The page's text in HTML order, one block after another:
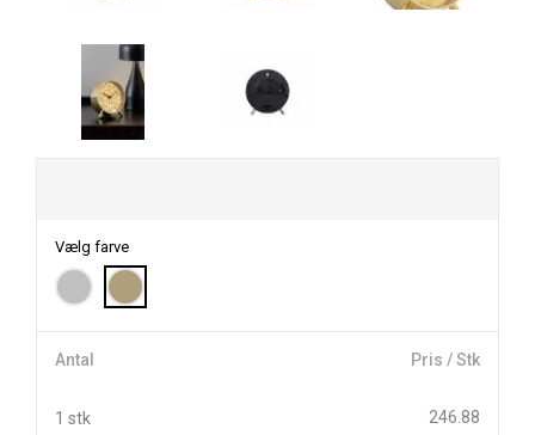
Vælg farve
Antal Pris / Stk
1 stk 246.88